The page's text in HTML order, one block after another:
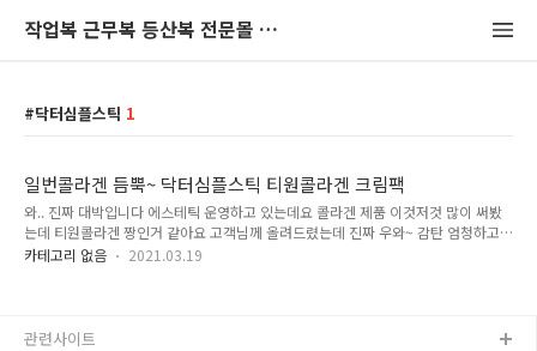
작업복 근무복 등산복 전문몰 미스터아웃도어 블로그
닥터심플스틱 1
일번콜라겐 듬뿍~ 닥터심플스틱 티원콜라겐 크림팩
와.. 진짜 대박입니다 에스테틱 운영하고 있는데요 콜라겐 제품 이것저것 많이 써봤
는데 티원콜라겐 짱인거 같아요 고객님께 올려드렸는데 진짜 우와~ 감탄 엄청하고
가셨어요 팁하나 드리자면 사용 전에 각질수분케어 살짝하고 하시면 더 흡수도 잘되
카테고리 없음 2021.03.19
관련사이트